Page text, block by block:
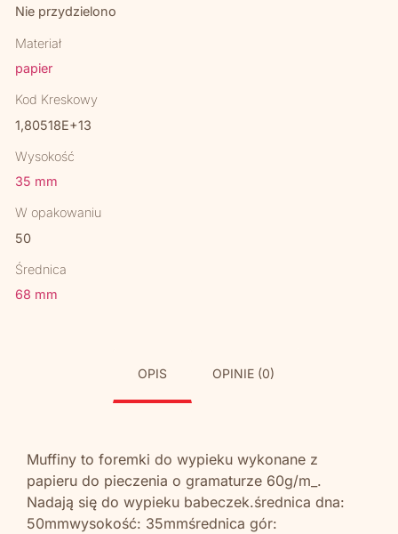
Nie przydzielono
Materiał
papier
Kod Kreskowy
1,80518E+13
Wysokość
35 mm
W opakowaniu
50
Średnica
68 mm
OPIS OPINIE (0)
Muffiny to foremki do wypieku wykonane z
papieru do pieczenia o gramaturze 60g/m_.
Nadają się do wypieku babeczek.średnica dna:
50mmwysokość: 35mmśrednica gór: